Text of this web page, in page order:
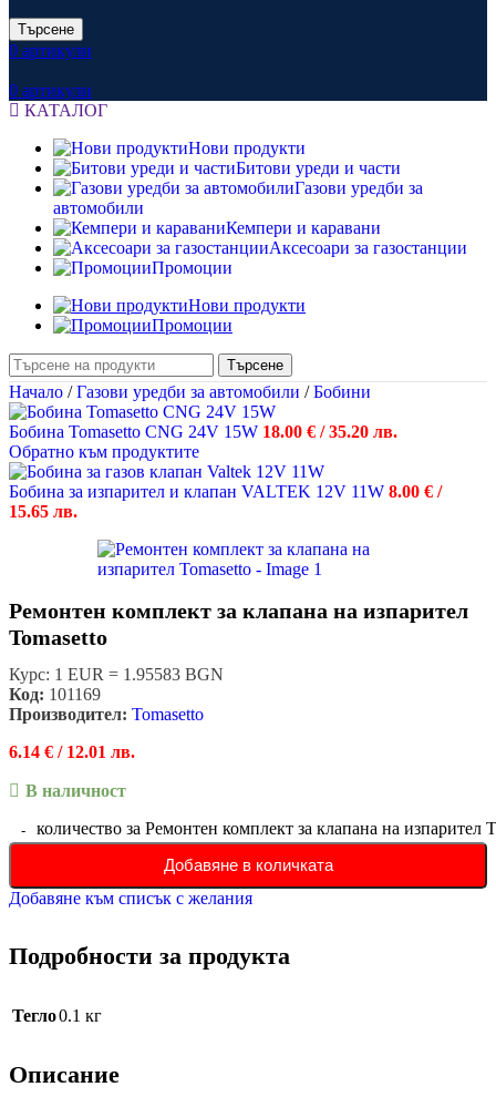
Търсене
0 артикули
0 артикули
КАТАЛОГ
Нови продукти
Битови уреди и части
Газови уредби за
автомобили
Кемпери и каравани
Аксесоари за газостанции
Промоции
Нови продукти
Промоции
Търсене
Начало / Газови уредби за автомобили / Бобини
Бобина Tomasetto CNG 24V 15W 18.00 € / 35.20 лв.
Обратно към продуктите
Бобина за изпарител и клапан VALTEK 12V 11W 8.00 € /
15.65 лв.
Ремонтен комплект за клапана на изпарител
Tomasetto
Курс: 1 EUR = 1.95583 BGN
Код: 101169
Производител: Tomasetto
6.14 € / 12.01 лв.
В наличност
количество за Ремонтен комплект за клапана на изпарител
Добавяне в количката
Добавяне към списък с желания
Подробности за продукта
Тегло0.1 кг
Описание